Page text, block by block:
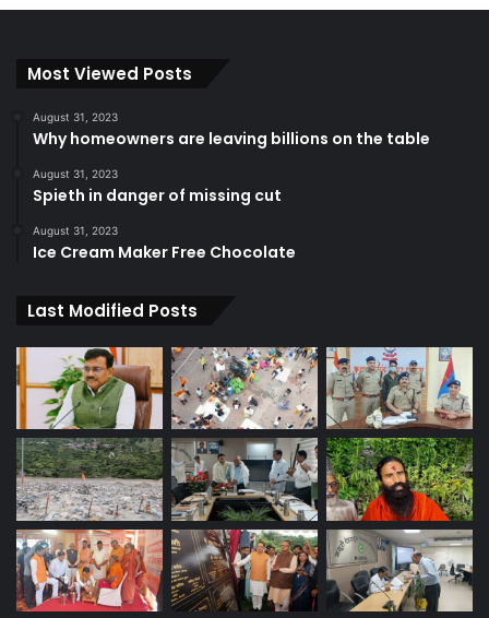
Most Viewed Posts
August 31, 2023
Why homeowners are leaving billions on the table
August 31, 2023
Spieth in danger of missing cut
August 31, 2023
Ice Cream Maker Free Chocolate
Last Modified Posts